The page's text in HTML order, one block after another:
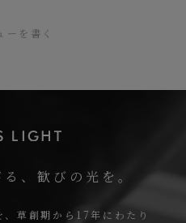
ーを書く
、歓びの光を。
草創期から17年にわたり